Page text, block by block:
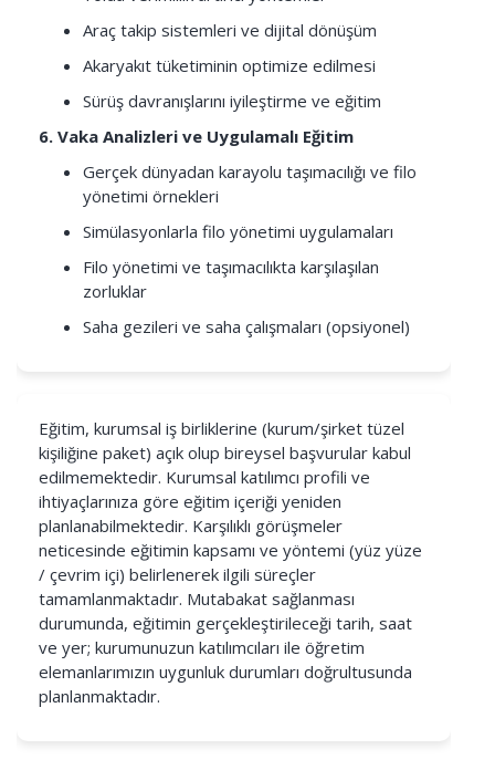
Araç takip sistemleri ve dijital dönüşüm
Akaryakıt tüketiminin optimize edilmesi
Sürüş davranışlarını iyileştirme ve eğitim
6. Vaka Analizleri ve Uygulamalı Eğitim
Gerçek dünyadan karayolu taşımacılığı ve filo
yönetimi örnekleri
Simülasyonlarla filo yönetimi uygulamaları
Filo yönetimi ve taşımacılıkta karşılaşılan
zorluklar
Saha gezileri ve saha çalışmaları (opsiyonel)
Eğitim, kurumsal iş birliklerine (kurum/şirket tüzel
kişiliğine paket) açık olup bireysel başvurular kabul
edilmemektedir. Kurumsal katılımcı profili ve
ihtiyaçlarınıza göre eğitim içeriği yeniden
planlanabilmektedir. Karşılıklı görüşmeler
neticesinde eğitimin kapsamı ve yöntemi (yüz yüze
/ çevrim içi) belirlenerek ilgili süreçler
tamamlanmaktadır. Mutabakat sağlanması
durumunda, eğitimin gerçekleştirileceği tarih, saat
ve yer; kurumunuzun katılımcıları ile öğretim
elemanlarımızın uygunluk durumları doğrultusunda
planlanmaktadır.